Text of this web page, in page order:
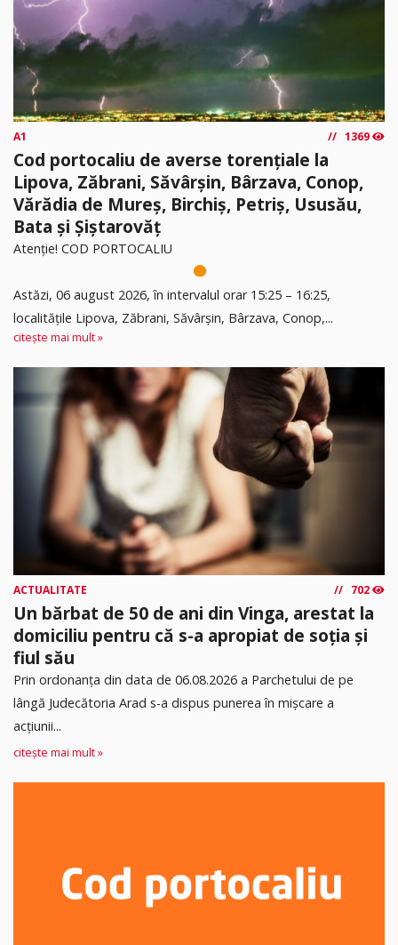
A1 1369
Cod portocaliu de averse torențiale la
Lipova, Zăbrani, Săvârșin, Bârzava, Conop,
Vărădia de Mureș, Birchiș, Petriș, Ususău,
Bata și Șiștarovăț
Atenție! COD PORTOCALIU
Astăzi, 06 august 2026, în intervalul orar 15:25 – 16:25,
localitățile Lipova, Zăbrani, Săvârșin, Bârzava, Conop,...
citește mai mult »
ACTUALITATE 702
Un bărbat de 50 de ani din Vinga, arestat la
domiciliu pentru că s-a apropiat de soția și
fiul său
Prin ordonanța din data de 06.08.2026 a Parchetului de pe
lângă Judecătoria Arad s-a dispus punerea în mişcare a
acţiunii...
citește mai mult »